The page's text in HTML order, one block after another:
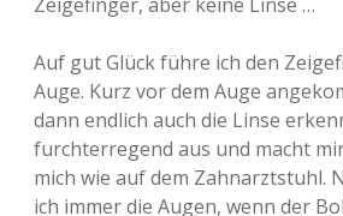
Auf gut Glück führe ich den
Auge. Kurz vor dem Auge
dann endlich auch die Linse
furchterregend aus und macht
mich wie auf dem Zahnarztstuhl.
ich immer die Augen, wenn der